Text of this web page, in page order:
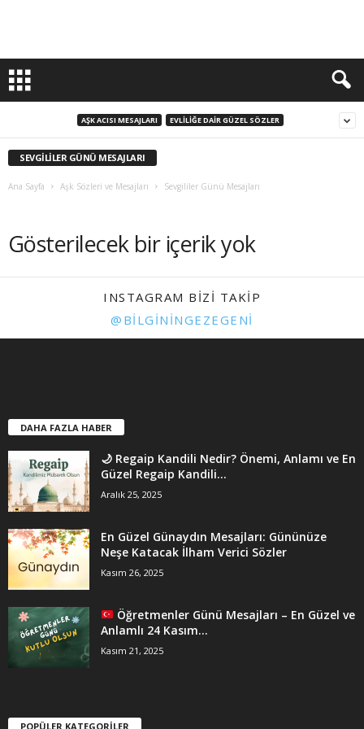
AŞK ACISI MESAJLARI EVLILIĞE DAIR GÜZEL SÖZLER
SEVGILILER GÜNÜ MESAJLARI
Ana Sayfa Aşk Sözleri ve Mesajları Sevgililer Günü Mesajları
Gösterilecek bir içerik yok
INSTAGRAM BIZI TAKIP
@BILGININGEZEGENI
DAHA FAZLA HABER
🌙 Regaip Kandili Nedir? Önemi, Anlamı ve En
Güzel Regaip Kandili...
Aralık 25, 2025
En Güzel Günaydın Mesajları: Gününüze
Neşe Katacak İlham Verici Sözler
Kasım 26, 2025
Öğretmenler Günü Mesajları – En Güzel ve
Anlamlı 24 Kasım...
Kasım 21, 2025
POPÜLER KATEGORİLER